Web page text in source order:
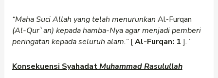
“Maha Suci Allah yang telah menurunkan Al-Furqan
(Al-Qur`an) kepada hamba-Nya agar menjadi pemberi
peringatan kepada seluruh alam.”[Al-Furqan: 1]. ”
Konsekuensi SyahadatMuhammad Rasulullah